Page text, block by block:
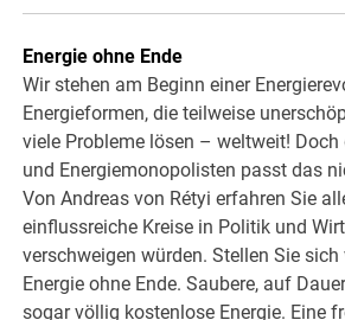
Energie ohne Ende
Wir stehen am Beginn einer
Energieformen, die teilweise
viele Probleme lösen – weltweit! Doch
und Energiemonopolisten passt das
Von Andreas von Rétyi erfahren Sie
einflussreiche Kreise in Politik und
verschweigen würden. Stellen Sie sich
Energie ohne Ende. Saubere, auf
sogar völlig kostenlose Energie. Eine